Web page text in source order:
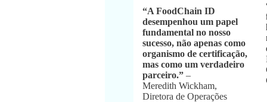
“A FoodChain ID
desempenhou um papel
fundamental no nosso
sucesso, não apenas como
organismo de certificação,
mas como um verdadeiro
parceiro.” –
Meredith Wickham,
Diretora de Operações